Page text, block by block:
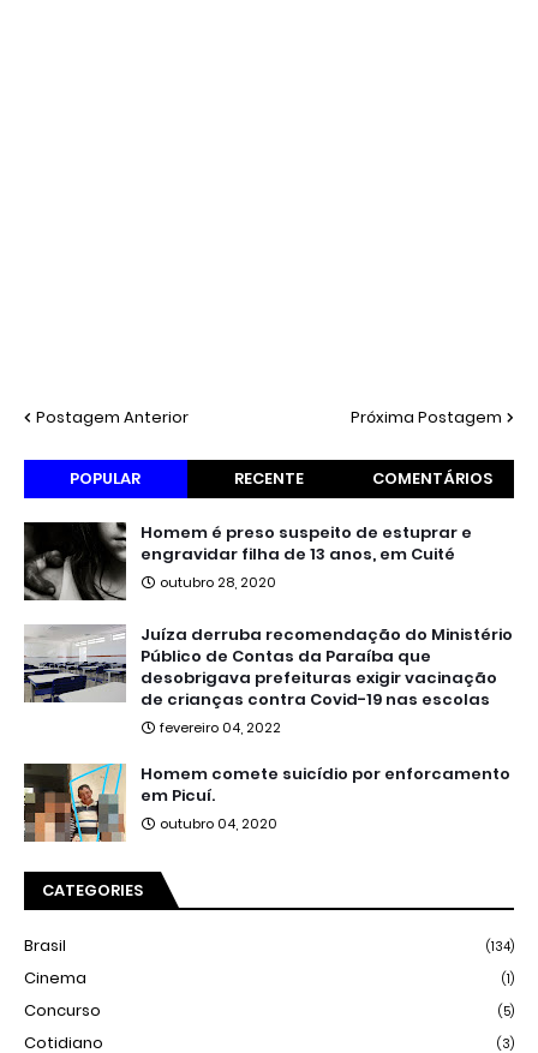
Postagem Anterior Próxima Postagem
POPULAR RECENTE COMENTÁRIOS
Homem é preso suspeito de estuprar e
engravidar filha de 13 anos, em Cuité
outubro 28, 2020
Juíza derruba recomendação do Ministério
Público de Contas da Paraíba que
desobrigava prefeituras exigir vacinação
de crianças contra Covid-19 nas escolas
fevereiro 04, 2022
Homem comete suicídio por enforcamento
em Picuí.
outubro 04, 2020
CATEGORIES
Brasil (134)
Cinema (1)
Concurso (5)
Cotidiano (3)